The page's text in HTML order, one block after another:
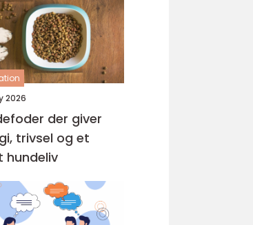
2026
der giver
trivsel og et
hundeliv